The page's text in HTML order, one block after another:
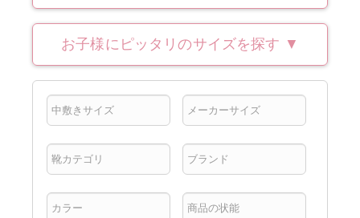
お子様にピッタリのサイズを探す ▼